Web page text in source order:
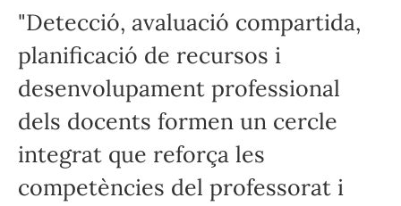
"Detecció, avaluació compartida,
planificació de recursos i
desenvolupament professional
dels docents formen un cercle
integrat que reforça les
competències del professorat i